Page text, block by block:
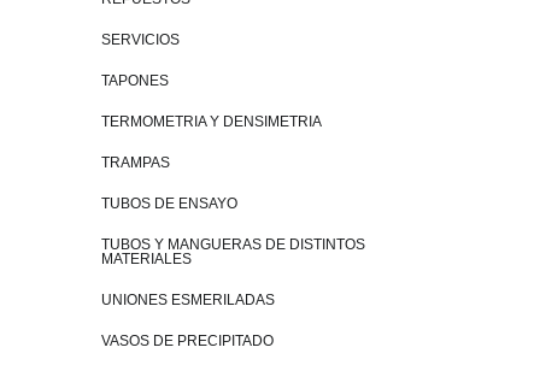
SERVICIOS
TAPONES
TERMOMETRIA Y DENSIMETRIA
TRAMPAS
TUBOS DE ENSAYO
TUBOS Y MANGUERAS DE DISTINTOS
MATERIALES
UNIONES ESMERILADAS
VASOS DE PRECIPITADO